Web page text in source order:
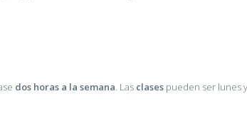
dos horas a la semana. Las clases pueden ser lunes